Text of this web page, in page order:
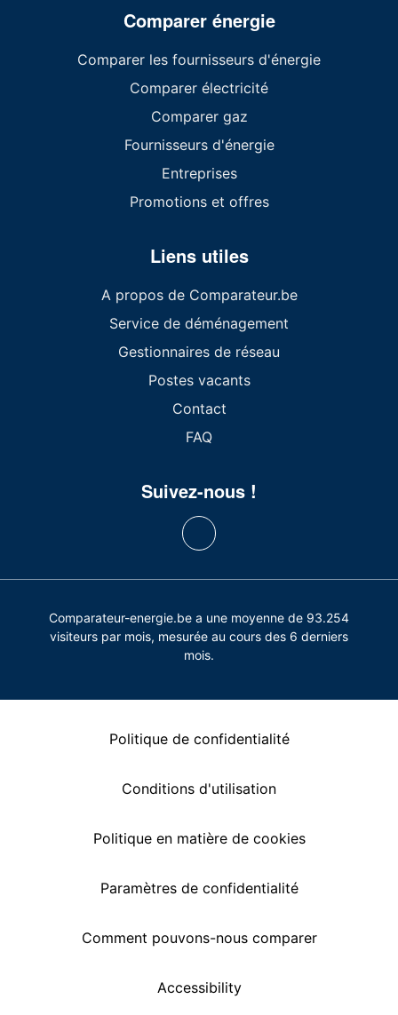
Comparer énergie
Comparer les fournisseurs d'énergie
Comparer électricité
Comparer gaz
Fournisseurs d'énergie
Entreprises
Promotions et offres
Liens utiles
A propos de Comparateur.be
Service de déménagement
Gestionnaires de réseau
Postes vacants
Contact
FAQ
Suivez-nous !
Comparateur-energie.be a une moyenne de 93.254
visiteurs par mois, mesurée au cours des 6 derniers
mois.
Politique de confidentialité
Conditions d'utilisation
Politique en matière de cookies
Paramètres de confidentialité
Comment pouvons-nous comparer
Accessibility